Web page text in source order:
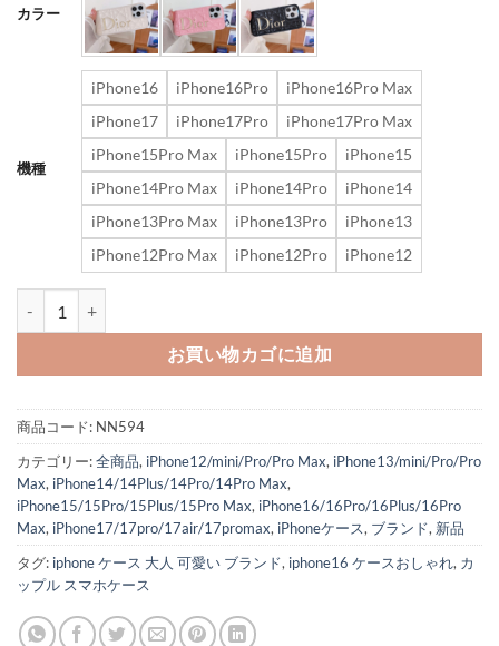
カラー
機種
iPhone16 iPhone16Pro
iPhone16Pro Max
iPhone17
iPhone17Pro
iPhone17Pro Max
iPhone15Pro Max
iPhone15Pro
iPhone15
iPhone14Pro Max
iPhone14Pro
iPhone14
iPhone13Pro Max
iPhone13Pro
iPhone13
iPhone12Pro Max
iPhone12Pro iPhone12
お買い物カゴに追加
商品コード: NN594
カテゴリー:全商品, iPhone12/mini/Pro/Pro Max, iPhone13/mini/Pro/Pro
Max, iPhone14/14Plus/14Pro/14Pro Max,
iPhone15/15Pro/15Plus/15Pro Max, iPhone16/16Pro/16Plus/16Pro
Max, iPhone17/17pro/17air/17promax, iPhoneケース, ブランド, 新品
タグ: iphone ケース 大人 可愛い ブランド, iphone16 ケースおしゃれ, カ
ップル スマホケース